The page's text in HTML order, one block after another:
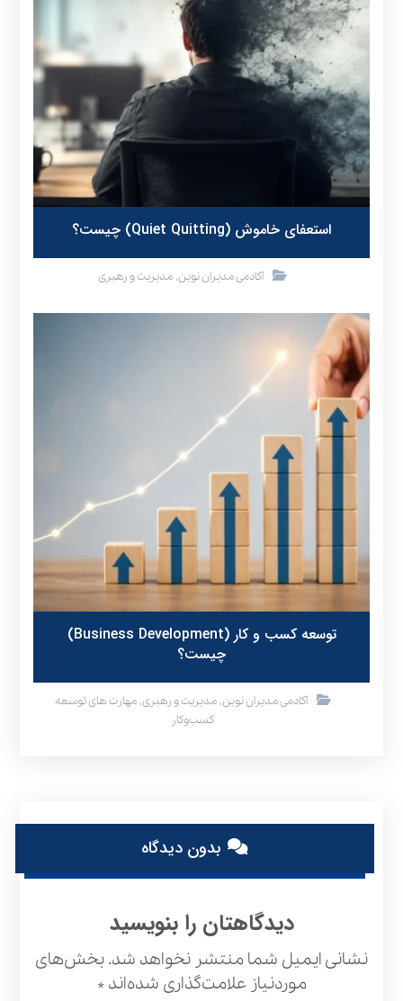
استعفای خاموش (Quiet Quitting) چیست؟
آکادمی مدیران نوین, مدیریت و رهبری
توسعه کسب و کار (Business Development)
چیست؟
آکادمی مدیران نوین,مدیریت و رهبری,مهارت های توسعه
کسب‌وکار
بدون دیدگاه
دیدگاهتان را بنویسید
نشانی ایمیل شما منتشر نخواهد شد.بخش‌های
موردنیاز علامت‌گذاری شده‌اند*